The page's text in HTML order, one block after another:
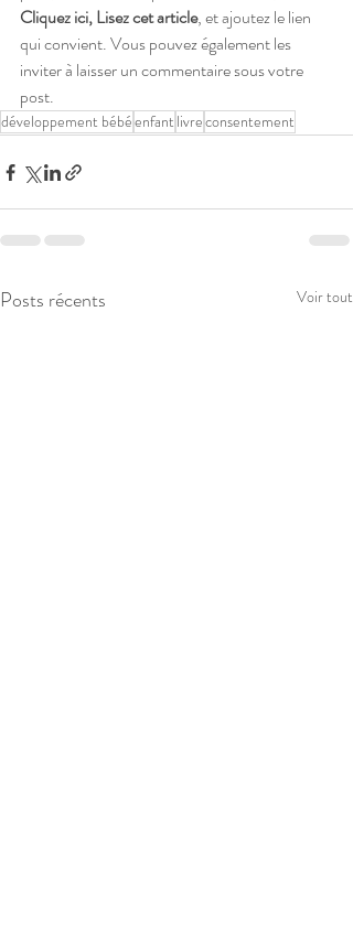
Cliquez ici, Lisez cet article, et ajoutez le lien
qui convient. Vous pouvez également les
inviter à laisser un commentaire sous votre
post.
développement bébéenfant livreconsentement
Posts récents Voir tout